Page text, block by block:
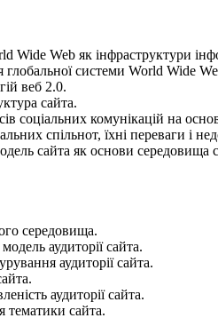
Wide Web як інфраструктури
системи World Wide
веб 2.0.
сайта.
соціальних комунікацій на
спільнот, їхні переваги і
сайта як основи середовища
середовища.
аудиторії сайта.
аудиторії сайта.
аудиторії сайта.
тематики сайта.